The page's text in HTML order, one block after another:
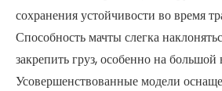
сохранения устойчивости во время
Способность мачты слегка
закрепить груз, особенно на большой
Усовершенствованные модели